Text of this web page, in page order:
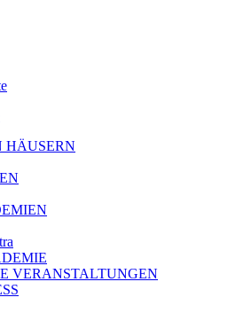
HÄUSERN
VERANSTALTUNGEN